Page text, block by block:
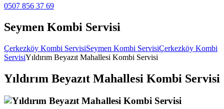
0507 856 37 69
Seymen Kombi Servisi
Çerkezköy Kombi ServisiSeymen Kombi ServisiÇerkezköy Kombi
ServisiYıldırım Beyazıt Mahallesi Kombi Servisi
Yıldırım Beyazıt Mahallesi Kombi Servisi